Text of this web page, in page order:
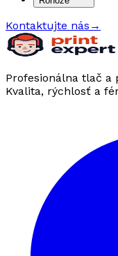
Kontaktujte nás →
Profesionálna tlač a
Kvalita, rýchlosť a